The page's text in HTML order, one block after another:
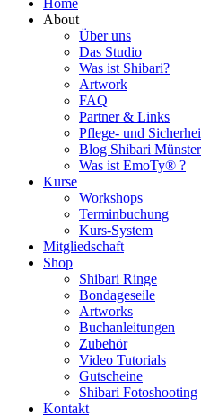
Home
About
Über uns
Das Studio
Was ist Shibari?
Artwork
FAQ
Partner & Links
Pflege- und
Blog Shibari Münster
Was ist EmoTy® ?
Kurse
Workshops
Terminbuchung
Kurs-System
Mitgliedschaft
Shop
Shibari Ringe
Bondageseile
Artworks
Buchanleitungen
Zubehör
Video Tutorials
Gutscheine
Shibari Fotoshooting
Kontakt